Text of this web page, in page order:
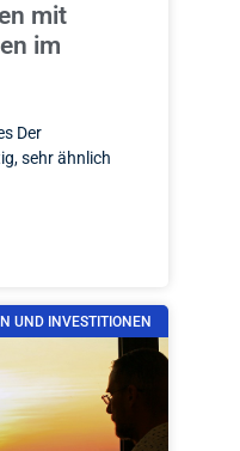
mit
im
Der
sehr ähnlich
UND INVESTITIONEN